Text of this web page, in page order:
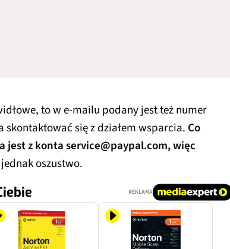
to w e-mailu podany jest też numer
się z działem wsparcia. Co
jest z kontaservice@paypal.com, więc
oszustwo.
REKLAMA